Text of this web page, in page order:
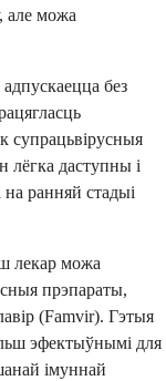
але можа
без
супрацьвірусныя
лёгка даступны і
ранняй стадыі
лекар можа
прэпараты,
(Famvir). Гэтыя
эфектыўнымі для
імуннай